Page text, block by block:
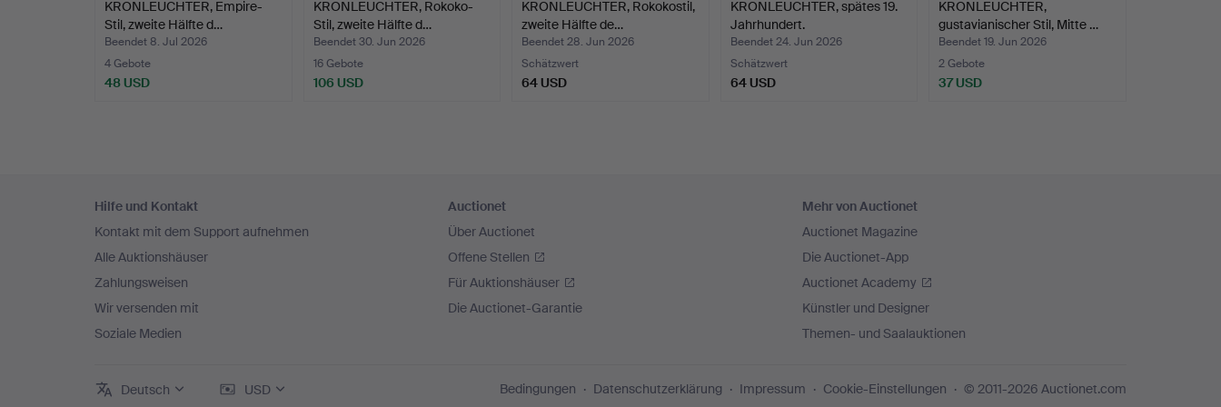
KRONLEUCHTER, Empire-
Stil, zweite Hälfte d…
Beendet 8. Jul 2026
4 Gebote
48 USD
KRONLEUCHTER, Rokoko-
Stil, zweite Hälfte d…
Beendet 30. Jun 2026
16 Gebote
106 USD
KRONLEUCHTER, Rokokostil,
zweite Hälfte de…
Beendet 28. Jun 2026
Schätzwert
64 USD
KRONLEUCHTER, spätes 19.
Jahrhundert.
Beendet 24. Jun 2026
Schätzwert
64 USD
KRONLEUCHTER,
gustavianischer Stil, Mitte …
Beendet 19. Jun 2026
2 Gebote
37 USD
Navigation
Hilfe und Kontakt
Kontakt mit dem Support aufnehmen
Alle Auktionshäuser
Zahlungsweisen
Wir versenden mit
Soziale Medien
Auctionet
Über Auctionet
Offene Stellen
Für Auktionshäuser
Die Auctionet-Garantie
Mehr von Auctionet
Auctionet Magazine
Die Auctionet-App
Auctionet Academy
Künstler und Designer
Themen- und Saalauktionen
Deutsch USD Bedingungen Datenschutzerklärung Impressum Cookie-Einstellungen © 2011-2026 Auctionet.com